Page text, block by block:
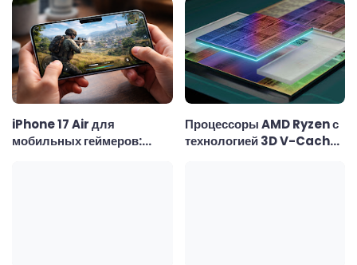
iPhone 17 Air для
мобильных геймеров:
Процессоры AMD Ryzen с
технологией 3D V-Cache: